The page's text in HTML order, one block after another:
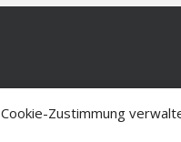
Cookie-Zustimmung